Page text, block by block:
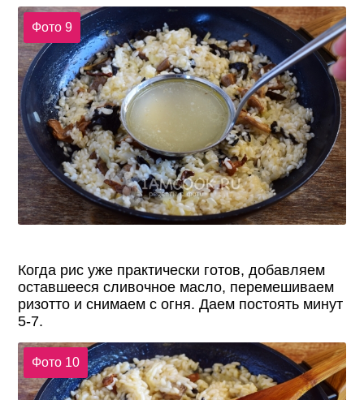
Фото 9
Когда рис уже практически готов, добавляем
оставшееся сливочное масло, перемешиваем
ризотто и снимаем с огня. Даем постоять минут
5-7.
Фото 10